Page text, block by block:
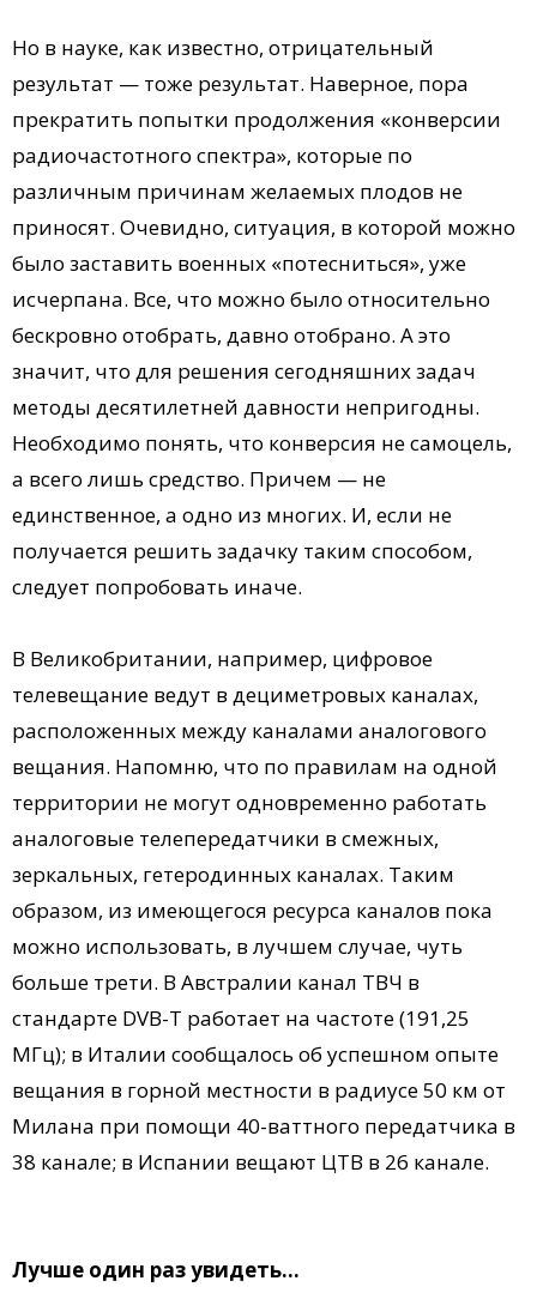
Но в науке, как известно, отрицательный
результат — тоже результат. Наверное, пора
прекратить попытки продолжения «конверсии
радиочастотного спектра», которые по
различным причинам желаемых плодов не
приносят. Очевидно, ситуация, в которой можно
было заставить военных «потесниться», уже
исчерпана. Все, что можно было относительно
бескровно отобрать, давно отобрано. А это
значит, что для решения сегодняшних задач
методы десятилетней давности непригодны.
Необходимо понять, что конверсия не самоцель,
а всего лишь средство. Причем — не
единственное, а одно из многих. И, если не
получается решить задачку таким способом,
следует попробовать иначе.
В Великобритании, например, цифровое
телевещание ведут в дециметровых каналах,
расположенных между каналами аналогового
вещания. Напомню, что по правилам на одной
территории не могут одновременно работать
аналоговые телепередатчики в смежных,
зеркальных, гетеродинных каналах. Таким
образом, из имеющегося ресурса каналов пока
можно использовать, в лучшем случае, чуть
больше трети. В Австралии канал ТВЧ в
стандарте DVB-T работает на частоте (191,25
МГц); в Италии сообщалось об успешном опыте
вещания в горной местности в радиусе 50 км от
Милана при помощи 40-ваттного передатчика в
38 канале; в Испании вещают ЦТВ в 26 канале.
Лучше один раз увидеть…